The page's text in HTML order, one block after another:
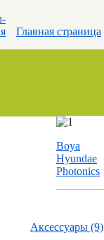
Главная страница
Boya
Hyundae
Photonics
Аксессуары (9)